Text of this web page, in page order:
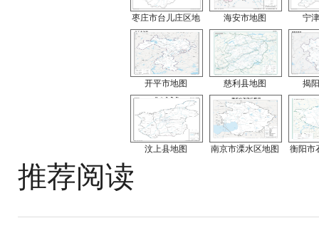
枣庄市台儿庄区地 海安市地图 宁
开平市地图 慈利县地图 揭
汶上县地图 南京市溧水区地图 衡阳市
推荐阅读